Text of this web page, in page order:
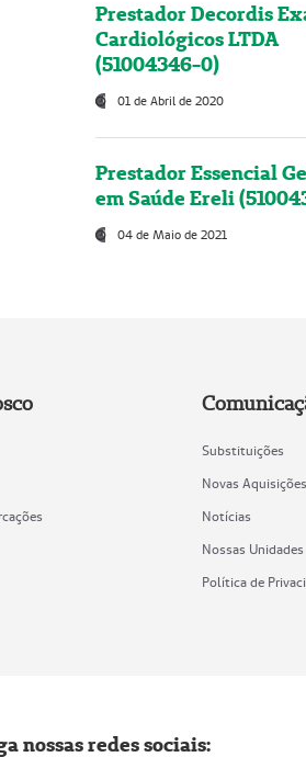
Prestador Decordis
Cardiológicos LTDA
(51004346-0)
01 de Abril de 2020
Prestador Essencial
em Saúde Ereli
04 de Maio de 2021
Substituições
Novas Aquisições
Notícias
Nossas Unidades
Política de
nossas redes sociais: